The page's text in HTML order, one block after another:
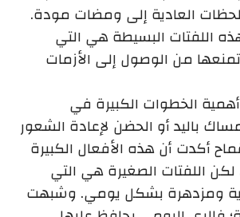
العادية إلى ومضات مودة.
اللفتات البسيطة هي التي
من الوصول إلى الأزمات
الخطوات الكبيرة في
باليد أو الحضن لإعادة الشعور
أكدت أن هذه الأفعال الكبيرة
لكن اللفتات الصغيرة هي التي
ومزدهرة بشكل يومي. وشبهت